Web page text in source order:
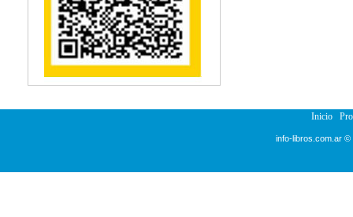
Reumatología
Salud Pública
Semiología
Terapia Ocupacional
Urología
Inicio
info-libros.com.ar